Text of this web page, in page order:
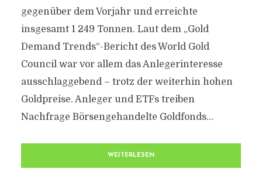
gegenüber dem Vorjahr und erreichte
insgesamt 1 249 Tonnen. Laut dem „Gold
Demand Trends“-Bericht des World Gold
Council war vor allem das Anlegerinteresse
ausschlaggebend – trotz der weiterhin hohen
Goldpreise. Anleger und ETFs treiben
Nachfrage Börsengehandelte Goldfonds...
WEITERLESEN